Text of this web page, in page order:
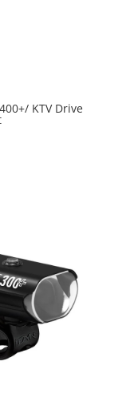
KTV Drive